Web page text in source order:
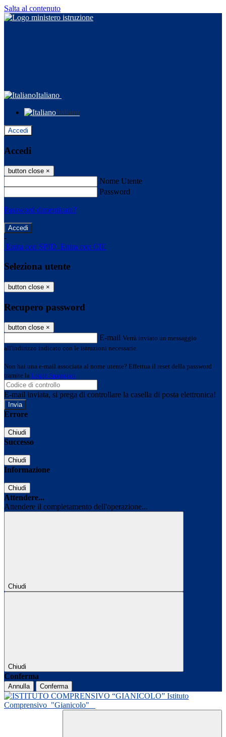
Salta al contenuto
Italiano
Italiano
Accedi
Accedi
button close ×
Nome Utente
Password
Password dimenticata?
-
Entra con SPID Entra con CIE
Seleziona utente
button close ×
Recupero password
button close ×
E-mail Verrà inviato un messaggio
all'indirizzo indicato con le istruzioni necessarie.
Non hai una e-mail associata al nome utente? Effettua il reset della password
tramite la Login Spaggiari
E-mail inviata, si prega di controllare la casella di posta elettronica!
Errore
Chiudi
Successo
Chiudi
Informazione
Chiudi
Attendere...
Attendere il completamento dell'operazione...
Chiudi
Chiudi
Conferma
Annulla Conferma
Istituto
Comprensivo "Gianicolo"